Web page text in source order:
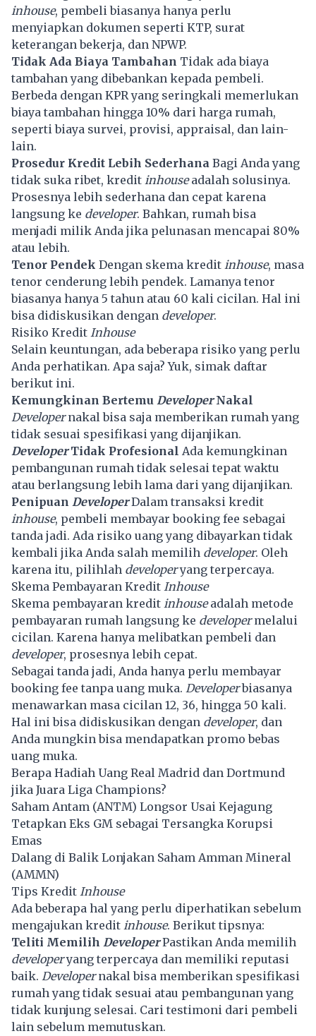
inhouse, pembeli biasanya hanya perlu
menyiapkan dokumen seperti KTP, surat
keterangan bekerja, dan NPWP.
Tidak Ada Biaya Tambahan Tidak ada biaya
tambahan yang dibebankan kepada pembeli.
Berbeda dengan KPR yang seringkali memerlukan
biaya tambahan hingga 10% dari harga rumah,
seperti biaya survei, provisi, appraisal, dan lain-
lain.
Prosedur Kredit Lebih Sederhana Bagi Anda yang
tidak suka ribet, kredit inhouseadalah solusinya.
Prosesnya lebih sederhana dan cepat karena
langsung ke developer. Bahkan, rumah bisa
menjadi milik Anda jika pelunasan mencapai 80%
atau lebih.
Tenor Pendek Dengan skema kredit inhouse, masa
tenor cenderung lebih pendek. Lamanya tenor
biasanya hanya 5 tahun atau 60 kali cicilan. Hal ini
bisa didiskusikan dengan developer.
Risiko Kredit Inhouse
Selain keuntungan, ada beberapa risiko yang perlu
Anda perhatikan. Apa saja? Yuk, simak daftar
berikut ini.
Kemungkinan Bertemu DeveloperNakal
Developernakal bisa saja memberikan rumah yang
tidak sesuai spesifikasi yang dijanjikan.
DeveloperTidak Profesional Ada kemungkinan
pembangunan rumah tidak selesai tepat waktu
atau berlangsung lebih lama dari yang dijanjikan.
Penipuan DeveloperDalam transaksi kredit
inhouse, pembeli membayar booking fee sebagai
tanda jadi. Ada risiko uang yang dibayarkan tidak
kembali jika Anda salah memilih developer. Oleh
karena itu, pilihlah developeryang terpercaya.
Skema Pembayaran Kredit Inhouse
Skema pembayaran kredit inhouseadalah metode
pembayaran rumah langsung ke developermelalui
cicilan. Karena hanya melibatkan pembeli dan
developer, prosesnya lebih cepat.
Sebagai tanda jadi, Anda hanya perlu membayar
booking fee tanpa uang muka. Developerbiasanya
menawarkan masa cicilan 12, 36, hingga 50 kali.
Hal ini bisa didiskusikan dengan developer, dan
Anda mungkin bisa mendapatkan promo bebas
uang muka.
Berapa Hadiah Uang Real Madrid dan Dortmund
jika Juara Liga Champions?
Saham Antam (ANTM) Longsor Usai Kejagung
Tetapkan Eks GM sebagai Tersangka Korupsi
Emas
Dalang di Balik Lonjakan Saham Amman Mineral
(AMMN)
Tips Kredit Inhouse
Ada beberapa hal yang perlu diperhatikan sebelum
mengajukan kredit inhouse. Berikut tipsnya:
Teliti Memilih DeveloperPastikan Anda memilih
developeryang terpercaya dan memiliki reputasi
baik. Developernakal bisa memberikan spesifikasi
rumah yang tidak sesuai atau pembangunan yang
tidak kunjung selesai. Cari testimoni dari pembeli
lain sebelum memutuskan.